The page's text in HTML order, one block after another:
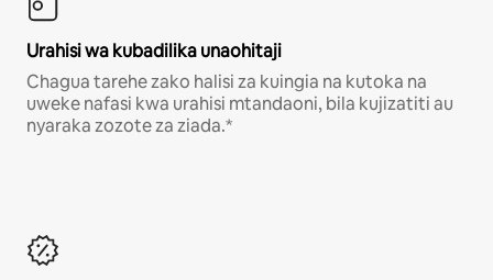
Urahisi wa kubadilika unaohitaji
Chagua tarehe zako halisi za kuingia na kutoka na
uweke nafasi kwa urahisi mtandaoni, bila kujizatiti au
nyaraka zozote za ziada.*